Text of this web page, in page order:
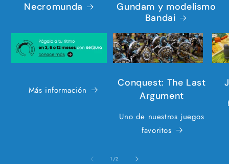
Necromunda
Gundam y modelismo
Bandai
Más información
Conquest: The Last
Argument
Uno de nuestros juegos
favoritos
1/de
2